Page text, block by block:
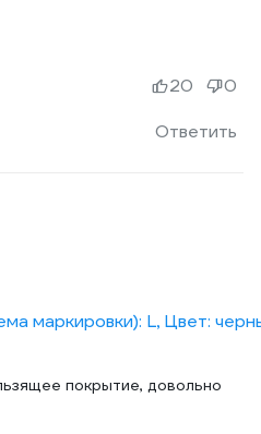
Ответить
20 0
маркировки): L, Цвет:
покрытие, довольно